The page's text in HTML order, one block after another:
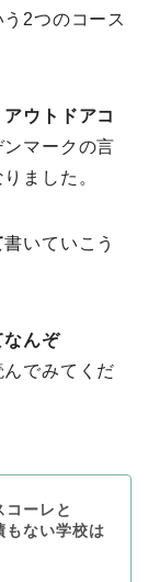
2つのコース
アウトドアコ
ンマークの言
ました。
書いていこう
なんぞ
でみてくだ
コーレと
もない学校は